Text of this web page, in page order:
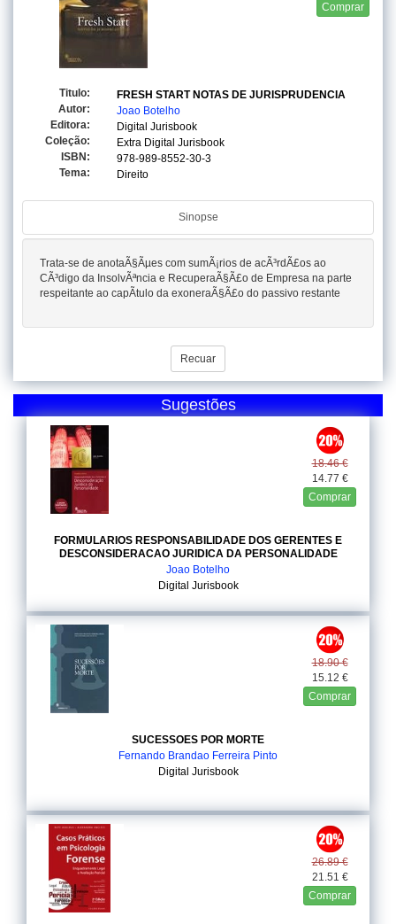
Comprar
Titulo:
FRESH START NOTAS DE JURISPRUDENCIA
Autor:
Joao Botelho
Editora:
Digital Jurisbook
Coleção:
Extra Digital Jurisbook
ISBN:
978-989-8552-30-3
Tema:
Direito
Sinopse
Trata-se de anotaÃ§Ãµes com sumÃ¡rios de acÃ³rdÃ£os ao
CÃ³digo da InsolvÃªncia e RecuperaÃ§Ã£o de Empresa na parte
respeitante ao capÃ­tulo da exoneraÃ§Ã£o do passivo restante
Recuar
Sugestões
18.46 €
14.77 €
Comprar
FORMULARIOS RESPONSABILIDADE DOS GERENTES E
DESCONSIDERACAO JURIDICA DA PERSONALIDADE
Joao Botelho
Digital Jurisbook
18.90 €
15.12 €
Comprar
SUCESSOES POR MORTE
Fernando Brandao Ferreira Pinto
Digital Jurisbook
26.89 €
21.51 €
Comprar